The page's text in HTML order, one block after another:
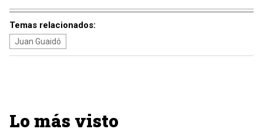
Temas relacionados:
Juan Guaidó
Lo más visto